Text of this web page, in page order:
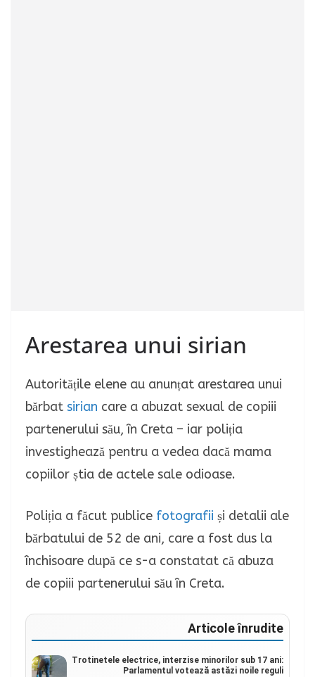
Arestarea unui sirian
Autoritățile elene au anunțat arestarea unui
bărbat sirian care a abuzat sexual de copiii
partenerului său, în Creta – iar poliția
investighează pentru a vedea dacă mama
copiilor știa de actele sale odioase.
Poliția a făcut publice fotografii și detalii ale
bărbatului de 52 de ani, care a fost dus la
închisoare după ce s-a constatat că abuza
de copiii partenerului său în Creta.
Articole înrudite
Trotinetele electrice, interzise minorilor sub 17 ani:
Parlamentul votează astăzi noile reguli